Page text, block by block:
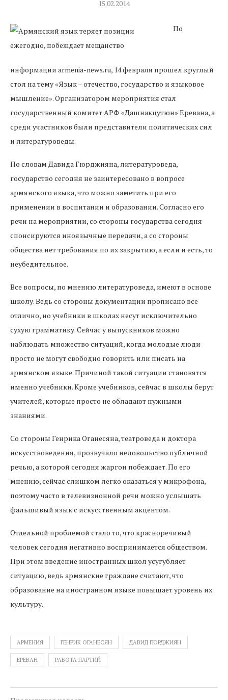
15.02.2014
По
информации armenia-news.ru, 14 февраля прошел круглый
стол на тему «Язык – отечество, государство и языковое
мышление». Организатором мероприятия стал
государственный комитет АРФ «Дашнакцутюн» Еревана, а
среди участников были представители политических сил
и литературоведы.
По словам Давида Гюрджияна, литературоведа,
государство сегодня не заинтересовано в вопросе
армянского языка, что можно заметить при его
применении в воспитании и образовании. Согласно его
речи на мероприятии, со стороны государства сегодня
спонсируются иноязычные передачи, а со стороны
общества нет требования по их закрытию, а если и есть, то
неубедительное.
Все вопросы, по мнению литературоведа, имеют в основе
школу. Ведь со стороны документации прописано все
отлично, но учебники в школах несут исключительно
сухую грамматику. Сейчас у выпускников можно
наблюдать множество ситуаций, когда молодые люди
просто не могут свободно говорить или писать на
армянском языке. Причиной такой ситуации становятся
именно учебники. Кроме учебников, сейчас в школы берут
учителей, которые просто не обладают нужными
знаниями.
Со стороны Генрика Оганесяна, театроведа и доктора
искусствоведения, прозвучало недовольство публичной
речью, а которой сегодня жаргон побеждает. По его
мнению, сейчас слишком легко оказаться у микрофона,
поэтому часто в телевизионной речи можно услышать
фальшивый язык с искусственным акцентом.
Отдельной проблемой стало то, что красноречивый
человек сегодня негативно воспринимается обществом.
При этом введение иностранных школ усугубляет
ситуацию, ведь армянские граждане считают, что
образование на иностранном языке повышает уровень их
культуру.
АРМЕНИЯ ГЕНРИК ОГАНЕСЯН ДАВИД ГЮРДЖИЯН
ЕРЕВАН РАБОТА ПАРТИЙ